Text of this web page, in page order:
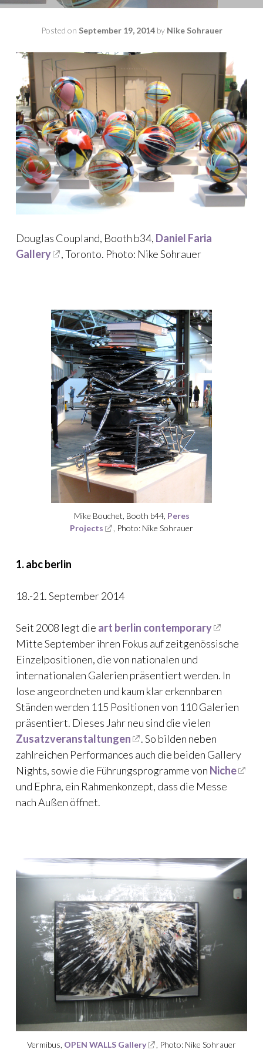
Posted on September 19, 2014by Nike Sohrauer
Douglas Coupland, Booth b34, Daniel Faria
Gallery
, Toronto. Photo: Nike Sohrauer
Mike Bouchet, Booth b44, Peres
Projects
, Photo: Nike Sohrauer
1. abc berlin
18.-21. September 2014
Seit 2008 legt die art berlin contemporary
Mitte September ihren Fokus auf zeitgenössische
Einzelpositionen, die von nationalen und
internationalen Galerien präsentiert werden. In
lose angeordneten und kaum klar erkennbaren
Ständen werden 115 Positionen von 110 Galerien
präsentiert. Dieses Jahr neu sind die vielen
Zusatzveranstaltungen
. So bilden neben
zahlreichen Performances auch die beiden Gallery
Nights, sowie die Führungsprogramme von Niche
und Ephra, ein Rahmenkonzept, dass die Messe
nach Außen öffnet.
Vermibus, OPEN WALLS Gallery , Photo: Nike Sohrauer